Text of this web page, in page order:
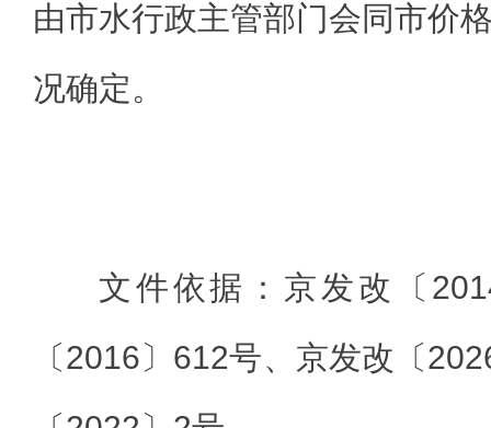
由市水行政主管部门会同市价
况确定。
文件依据：京发改〔
〔2016〕612号、京发改〔